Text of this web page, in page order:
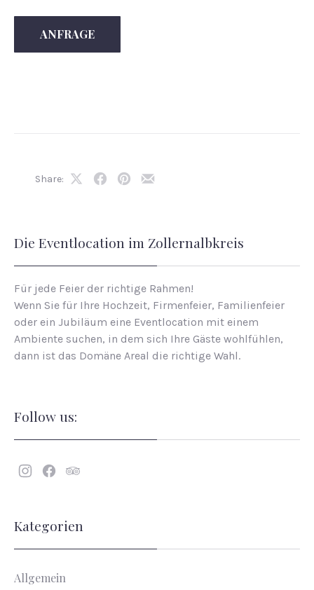
ANFRAGE
Share:
ShareShareShareShare
Die Eventlocation im Zollernalbkreis
Für jede Feier der richtige Rahmen!
Wenn Sie für Ihre Hochzeit, Firmenfeier, Familienfeier
oder ein Jubiläum eine Eventlocation mit einem
Ambiente suchen, in dem sich Ihre Gäste wohlfühlen,
dann ist das Domäne Areal die richtige Wahl.
Follow us:
NeuesNeuesNeues
Kategorien
Allgemein